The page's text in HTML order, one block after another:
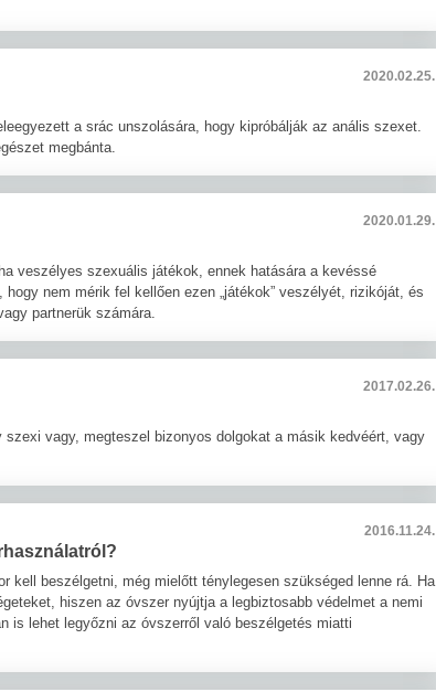
2020.02.25.
a srác unszolására, hogy kipróbálják az anális szexet.
megbánta.
2020.01.29.
veszélyes szexuális játékok, ennek hatására a kevéssé
nem mérik fel kellően ezen „játékok” veszélyét, rizikóját, és
partnerük számára.
2017.02.26.
vagy, megteszel bizonyos dolgokat a másik kedvéért, vagy
2016.11.24.
kell beszélgetni, még mielőtt ténylegesen szükséged lenne rá. Ha
hiszen az óvszer nyújtja a legbiztosabb védelmet a nemi
is lehet legyőzni az óvszerről való beszélgetés miatti